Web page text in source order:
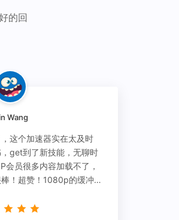
的回
Wang
这个加速器实在太及时
get到了新技能，无聊时
会员很多内容加载不了，
！超赞！1080p的缓冲完